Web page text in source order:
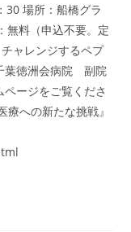
30 場所：船橋グラ
無料（申込不要。定
ャレンジするペプ
洲会病院 副院
ージをご覧くださ
への新たな挑戦』